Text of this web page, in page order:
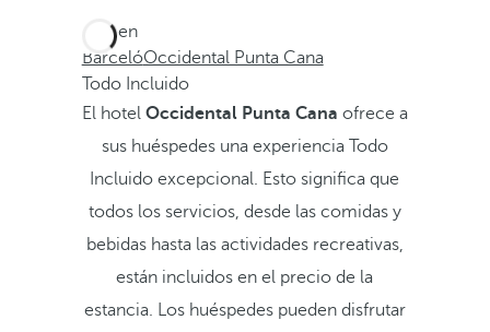
Está en
BarcelóOccidental Punta Cana
Todo Incluido
El hotel Occidental Punta Cana ofrece a
sus huéspedes una experiencia Todo
Incluido excepcional. Esto significa que
todos los servicios, desde las comidas y
bebidas hasta las actividades recreativas,
están incluidos en el precio de la
estancia. Los huéspedes pueden disfrutar